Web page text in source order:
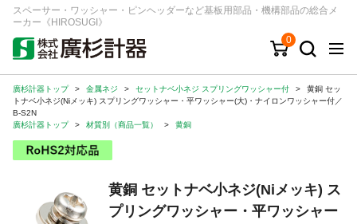
スペーサー・ワッシャー・ピンヘッダーなど基板用部品・機構部品の総合メ
ーカー《HIROSUGI》
0
キーワード 品番/シリーズ
商品カテゴリから探す
ジャンルから探す
シリーズから探す
廣杉計器トップ > 金属ネジ > セットナベ小ネジ スプリングワッシャー付 >
黄銅 セッ
トナベ小ネジ(Niメッキ) スプリングワッシャー・平ワッシャー(大)・ナイロンワッシャー付／
B-S2N
廣杉計器トップ
> 材質別（商品一覧） > 黄銅
黄銅 セットナベ小ネジ(Niメッキ) ス
プリングワッシャー・平ワッシャー